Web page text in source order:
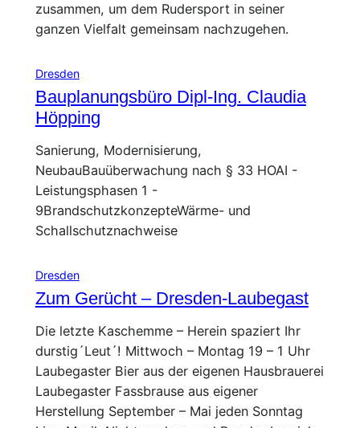
zusammen, um dem Rudersport in seiner
ganzen Vielfalt gemeinsam nachzugehen.
Dresden
Bauplanungsbüro Dipl-Ing. Claudia
Höpping
Sanierung, Modernisierung,
NeubauBauüberwachung nach § 33 HOAI -
Leistungsphasen 1 -
9BrandschutzkonzepteWärme- und
Schallschutznachweise
Dresden
Zum Gerücht – Dresden-Laubegast
Die letzte Kaschemme – Herein spaziert Ihr
durstig´Leut´! Mittwoch – Montag 19 – 1 Uhr
Laubegaster Bier aus der eigenen Hausbrauerei
Laubegaster Fassbrause aus eigener
Herstellung September – Mai jeden Sonntag